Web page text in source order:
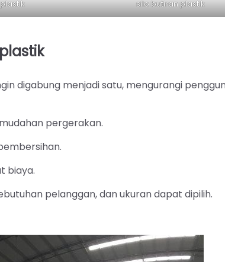
silo butiran plastik
digabung menjadi satu, mengurangi
pergerakan.
biaya.
pelanggan, dan ukuran dapat dipilih.